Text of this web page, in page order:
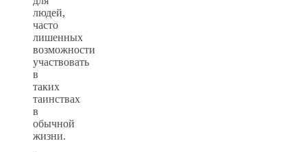
людей,
часто
лишенных
возможности
участвовать
в
таких
таинствах
в
обычной
жизни.